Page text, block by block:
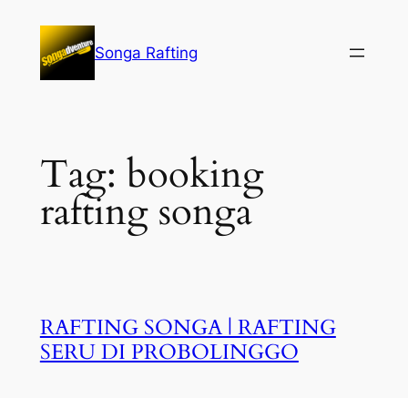
konten
Songa Rafting
Tag: booking
rafting songa
RAFTING SONGA | RAFTING
SERU DI PROBOLINGGO